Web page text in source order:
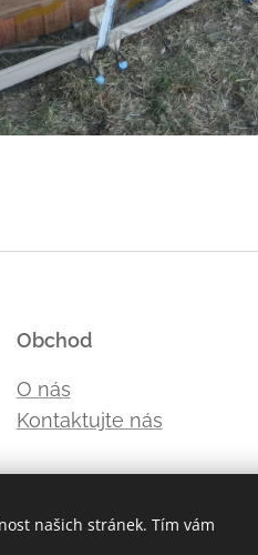
Obchod
O nás
Kontaktujte nás
našich stránek. Tím vám